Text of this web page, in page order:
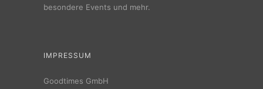
besondere Events und mehr.
IMPRESSUM
Goodtimes GmbH